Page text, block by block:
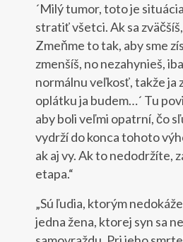
´Milý tumor, toto je
stratiť všetci. Ak sa
Zmeňme to tak, aby sme
zmenšíš, no nezahynieš,
normálnu veľkosť, takže ja
oplátku ja budem…´ Tu
aby boli veľmi opatrní, čo
vydrží do konca tohoto
ak aj vy. Ak to nedodržíte,
etapa.“
„Sú ľudia, ktorým
jedna žena, ktorej syn sa